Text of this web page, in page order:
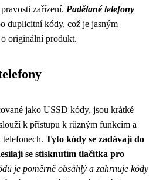
zařízení. Padělané telefony
duplicitní kódy, což je jasným
o originální produkt.
jako USSD kódy, jsou krátké
k přístupu k různým funkcím a
Tyto kódy se zadávají do
se stisknutím tlačítka pro
je poměrně obsáhlý a zahrnuje kódy